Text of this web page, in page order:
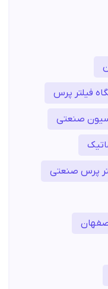
فیلتر پرس
صنعتی
پرس صنعتی